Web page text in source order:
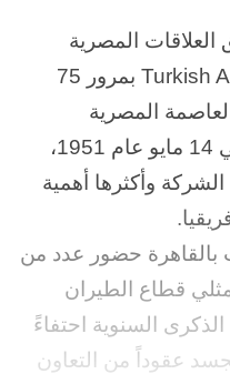
المصرية
التركية، احتفلت شركة Turkish Airlines بمرور 75
المصرية
القاهرة، والتي بدأت رسمياً في 14 مايو عام 1951،
وأكثرها أهمية
بالقاهرة حضور عدد من
قطاع الطيران
السنوية احتفاءً
عقوداً من التعاون